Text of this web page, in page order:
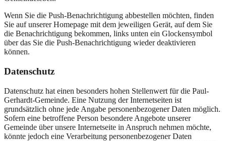
Wenn Sie die Push-Benachrichtigung abbestellen möchten, finden
Sie auf unserer Homepage mit dem jeweiligen Gerät, auf dem Sie
die Benachrichtigung bekommen, links unten ein Glockensymbol
über das Sie die Push-Benachrichtigung wieder deaktivieren
können.
Datenschutz
Datenschutz hat einen besonders hohen Stellenwert für die Paul-
Gerhardt-Gemeinde. Eine Nutzung der Internetseiten ist
grundsätzlich ohne jede Angabe personenbezogener Daten möglich.
Sofern eine betroffene Person besondere Angebote unserer
Gemeinde über unsere Internetseite in Anspruch nehmen möchte,
könnte jedoch eine Verarbeitung personenbezogener Daten